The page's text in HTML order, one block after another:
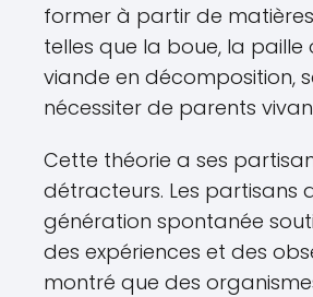
former à partir de
telles que la boue, la paille
viande en décomposition,
nécessiter de parents
Cette théorie a ses
détracteurs. Les partisans
génération spontanée
des expériences et des
montré que des